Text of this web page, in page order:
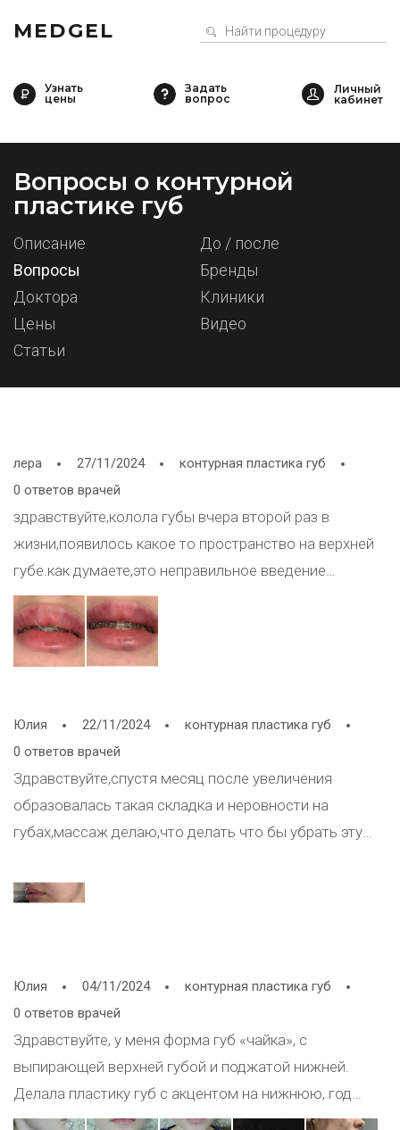
MEDGEL
Узнать
цены
Задать
вопрос
Вопросы о контурной
пластике губ
Описание
До / после
Вопросы
Бренды
Доктора
Клиники
Цены
Видео
Статьи
лера 27/11/2024
контурная пластика губ
0 ответов врачей
здравствуйте,колола губы вчера второй раз в
жизни,появилось какое то пространство на верхней
губе.как думаете,это неправильное введение
препарата,и его нужно выводить,или само пройдет
со временем?
Юлия 22/11/2024
контурная пластика губ
0 ответов врачей
Здравствуйте,спустя месяц после увеличения
образовалась такая складка и неровности на
губах,массаж делаю,что делать что бы убрать эту
Юлия 04/11/2024
контурная пластика губ
0 ответов врачей
Здравствуйте, у меня форма губ «чайка», с
выпирающей верхней губой и поджатой нижней.
Делала пластику губ с акцентом на нижнюю, год
назад, гель в губах еще остался, после увеличения